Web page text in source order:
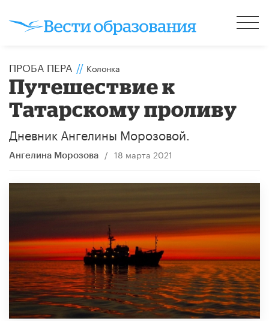
ПРОБА ПЕРА // Колонка
Путешествие к
Татарскому проливу
Дневник Ангелины Морозовой.
Ангелина Морозова / 18 марта 2021